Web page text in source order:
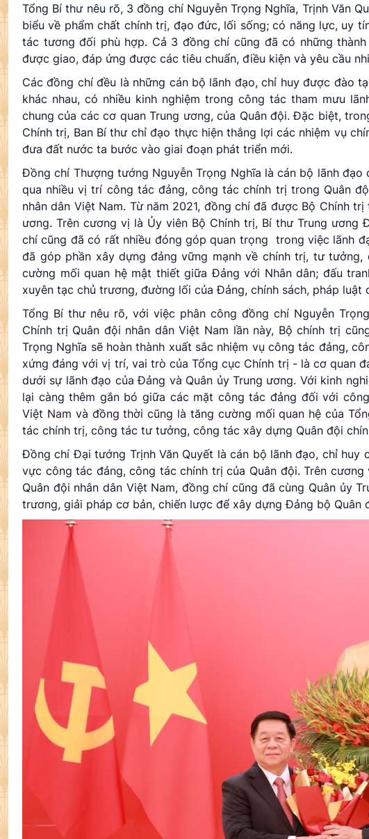
Tổng Bí thư nêu rõ, 3 đồng chí Nguyễn Trọng Nghĩa, Trịnh Văn
biểu về phẩm chất chính trị, đạo đức, lối sống; có năng lực, uy
tác tương đối phù hợp. Cả 3 đồng chí cũng đã có những
được giao, đáp ứng được các tiêu chuẩn, điều kiện và yêu cầu
Các đồng chí đều là những cán bộ lãnh đạo, chỉ huy được đào
khác nhau, có nhiều kinh nghiệm trong công tác tham mưu
chung của các cơ quan Trung ương, của Quân đội. Đặc biệt,
Chính trị, Ban Bí thư chỉ đạo thực hiện thắng lợi các nhiệm vụ
đưa đất nước ta bước vào giai đoạn phát triển mới.
Đồng chí Thượng tướng Nguyễn Trọng Nghĩa là cán bộ lãnh
qua nhiều vị trí công tác đảng, công tác chính trị trong Quân
nhân dân Việt Nam. Từ năm 2021, đồng chí đã được Bộ Chính
ương. Trên cương vị là Ủy viên Bộ Chính trị, Bí thư Trung ương
chí cũng đã có rất nhiều đóng góp quan trọng trong việc lãnh
đã góp phần xây dựng đảng vững mạnh về chính trị, tư
cường mối quan hệ mật thiết giữa Đảng với Nhân dân; đấu
xuyên tạc chủ trương, đường lối của Đảng, chính sách, pháp luật
Tổng Bí thư nêu rõ, với việc phân công đồng chí Nguyễn
Chính trị Quân đội nhân dân Việt Nam lần này, Bộ chính trị
Trọng Nghĩa sẽ hoàn thành xuất sắc nhiệm vụ công tác đảng,
xứng đáng với vị trí, vai trò của Tổng cục Chính trị - là cơ quan
dưới sự lãnh đạo của Đảng và Quân ủy Trung ương. Với kinh
lại càng thêm gắn bó giữa các mặt công tác đảng đối với
Việt Nam và đồng thời cũng là tăng cường mối quan hệ của
tác chính trị, công tác tư tưởng, công tác xây dựng Quân đội
Đồng chí Đại tướng Trịnh Văn Quyết là cán bộ lãnh đạo, chỉ
vực công tác đảng, công tác chính trị của Quân đội. Trên
Quân đội nhân dân Việt Nam, đồng chí cũng đã cùng Quân ủy
trương, giải pháp cơ bản, chiến lược để xây dựng Đảng bộ Quân